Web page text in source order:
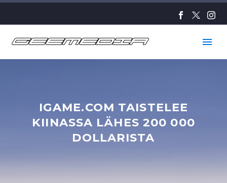
IGAME.COM TAISTELEE
KIINASSA LÄHES 200 000
DOLLARISTA